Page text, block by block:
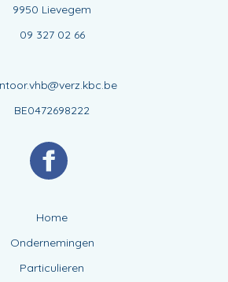
9950 Lievegem
09 327 02 66
BE0472698222
Home
Ondernemingen
Particulieren